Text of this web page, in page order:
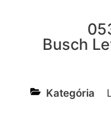
Busch
Kategória